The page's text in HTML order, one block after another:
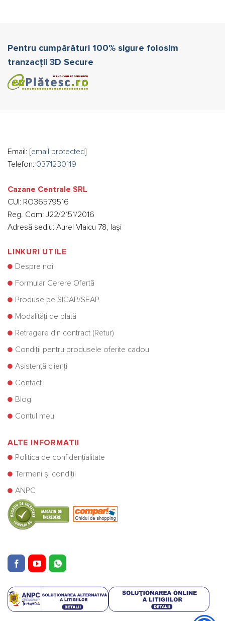
Pentru cumpărături 100% sigure folosim
tranzacții 3D Secure
Email: [email protected]
Telefon: 0371230119
Cazane Centrale SRL
CUI: RO36579516
Reg. Com: J22/2151/2016
Adresă sediu: Aurel Vlaicu 78, Iași
LINKURI UTILE
Despre noi
Formular Cerere Ofertă
Produse pe SICAP/SEAP
Modalități de plată
Retragere din contract (Retur)
Condiții pentru produsele oferite cadou
Asistență clienți
Contact
Blog
Contul meu
ALTE INFORMATII
Politica de confidențialitate
Termeni și condiții
ANPC